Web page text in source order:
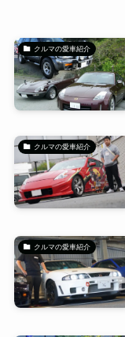
クルマの愛車紹介
クルマの愛車紹介
クルマの愛車紹介